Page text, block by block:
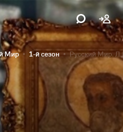
Мир 1-й сезон Русский Мир.